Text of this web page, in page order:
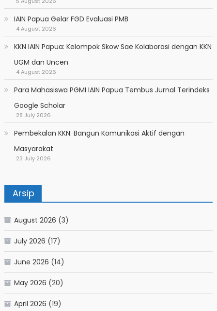
IAIN Papua Gelar FGD Evaluasi PMB
4 August 2026
KKN IAIN Papua: Kelompok Skow Sae Kolaborasi dengan KKN
UGM dan Uncen
4 August 2026
Para Mahasiswa PGMI IAIN Papua Tembus Jurnal Terindeks
Google Scholar
28 July 2026
Pembekalan KKN: Bangun Komunikasi Aktif dengan
Masyarakat
23 July 2026
Arsip
August 2026 (3)
July 2026 (17)
June 2026 (14)
May 2026 (20)
April 2026 (19)